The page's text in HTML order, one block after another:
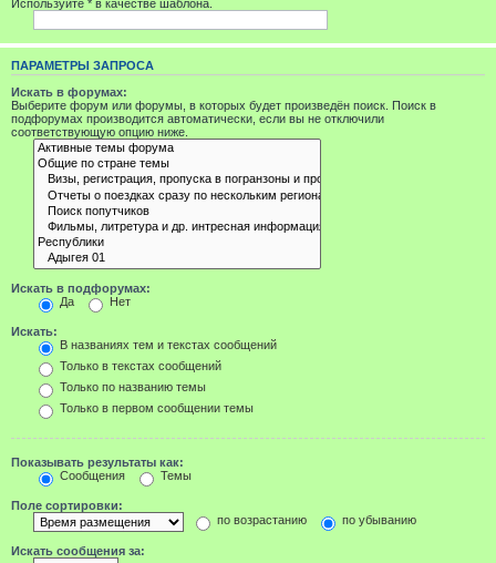
Используйте * в качестве шаблона.
ПАРАМЕТРЫ ЗАПРОСА
Искать в форумах:
Выберите форум или форумы, в которых будет произведён поиск. Поиск в
подфорумах производится автоматически, если вы не отключили
соответствующую опцию ниже.
Искать в подфорумах:
Да
Нет
Искать:
В названиях тем и текстах сообщений
Только в текстах сообщений
Только по названию темы
Только в первом сообщении темы
Показывать результаты как:
Сообщения
Темы
Поле сортировки:
по возрастанию
по убыванию
Искать сообщения за: